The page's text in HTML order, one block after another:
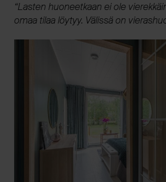
“Lasten huoneetkaan ei ole
omaa tilaa löytyy. Välissä on